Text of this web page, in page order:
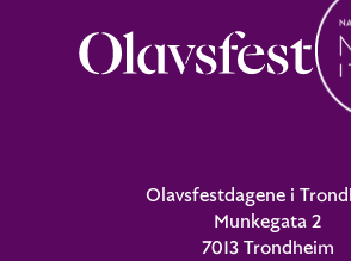
Olavsfestdagene i
Munkegata 2
7013 Trondheim